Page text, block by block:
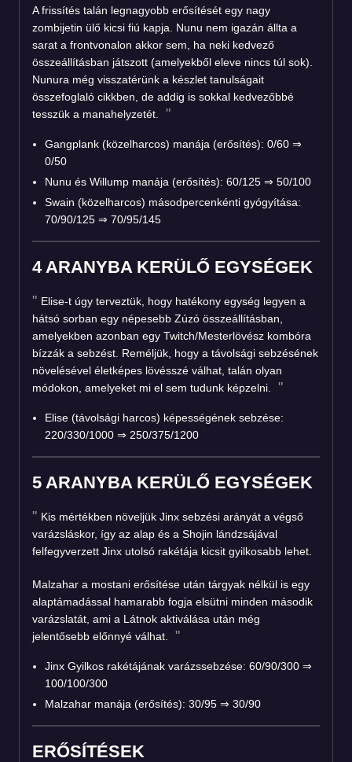
A frissítés talán legnagyobb erősítését egy nagy
zombijetin ülő kicsi fiú kapja. Nunu nem igazán állta a
sarat a frontvonalon akkor sem, ha neki kedvező
összeállításban játszott (amelyekből eleve nincs túl sok).
Nunura még visszatérünk a készlet tanulságait
összefoglaló cikkben, de addig is sokkal kedvezőbbé
tesszük a manahelyzetét.
Gangplank (közelharcos) manája (erősítés): 0/60 ⇒
0/50
Nunu és Willump manája (erősítés): 60/125 ⇒ 50/100
Swain (közelharcos) másodpercenkénti gyógyítása:
70/90/125 ⇒ 70/95/145
4 ARANYBA KERÜLŐ EGYSÉGEK
Elise-t úgy terveztük, hogy hatékony egység legyen a
hátsó sorban egy népesebb Zúzó összeállításban,
amelyekben azonban egy Twitch/Mesterlövész kombóra
bízzák a sebzést. Reméljük, hogy a távolsági sebzésének
növelésével életképes lövésszé válhat, talán olyan
módokon, amelyeket mi el sem tudunk képzelni.
Elise (távolsági harcos) képességének sebzése:
220/330/1000 ⇒ 250/375/1200
5 ARANYBA KERÜLŐ EGYSÉGEK
Kis mértékben növeljük Jinx sebzési arányát a végső
varázsláskor, így az alap és a Shojin lándzsájával
felfegyverzett Jinx utolsó rakétája kicsit gyilkosabb lehet.
Malzahar a mostani erősítése után tárgyak nélkül is egy
alaptámadással hamarabb fogja elsütni minden második
varázslatát, ami a Látnok aktiválása után még
jelentősebb előnnyé válhat.
Jinx Gyilkos rakétájának varázssebzése: 60/90/300 ⇒
100/100/300
Malzahar manája (erősítés): 30/95 ⇒ 30/90
ERŐSÍTÉSEK